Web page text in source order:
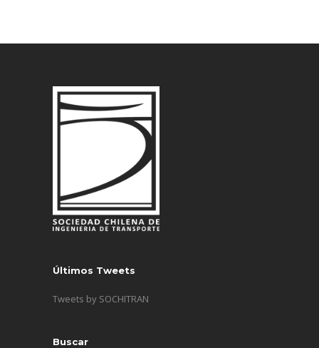
Últimos Tweets
Tweets by SOCHITRAN
Buscar